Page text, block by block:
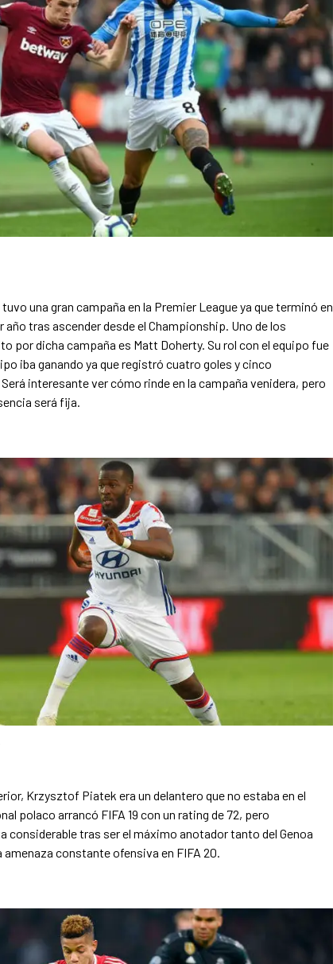
una gran campaña en la Premier League ya que terminó en
tras ascender desde el Championship. Uno de los
por dicha campaña es Matt Doherty. Su rol con el equipo fue
iba ganando ya que registró cuatro goles y cinco
interesante ver cómo rinde en la campaña venidera, pero
será fija.
Krzysztof Piatek era un delantero que no estaba en el
polaco arrancó FIFA 19 con un rating de 72, pero
considerable tras ser el máximo anotador tanto del Genoa
amenaza constante ofensiva en FIFA 20.